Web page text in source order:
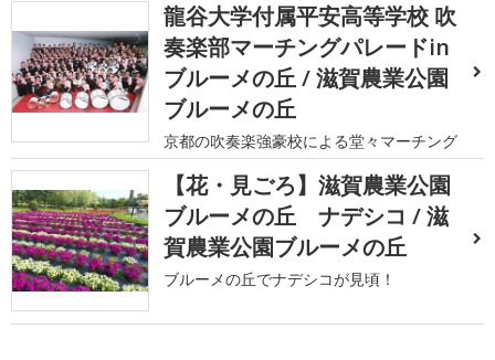
龍谷大学付属平安高等学校 吹
奏楽部マーチングパレードin
ブルーメの丘 / 滋賀農業公園
ブルーメの丘
京都の吹奏楽強豪校による堂々マーチング
【花・見ごろ】滋賀農業公園
ブルーメの丘 ナデシコ / 滋
賀農業公園ブルーメの丘
ブルーメの丘でナデシコが見頃！